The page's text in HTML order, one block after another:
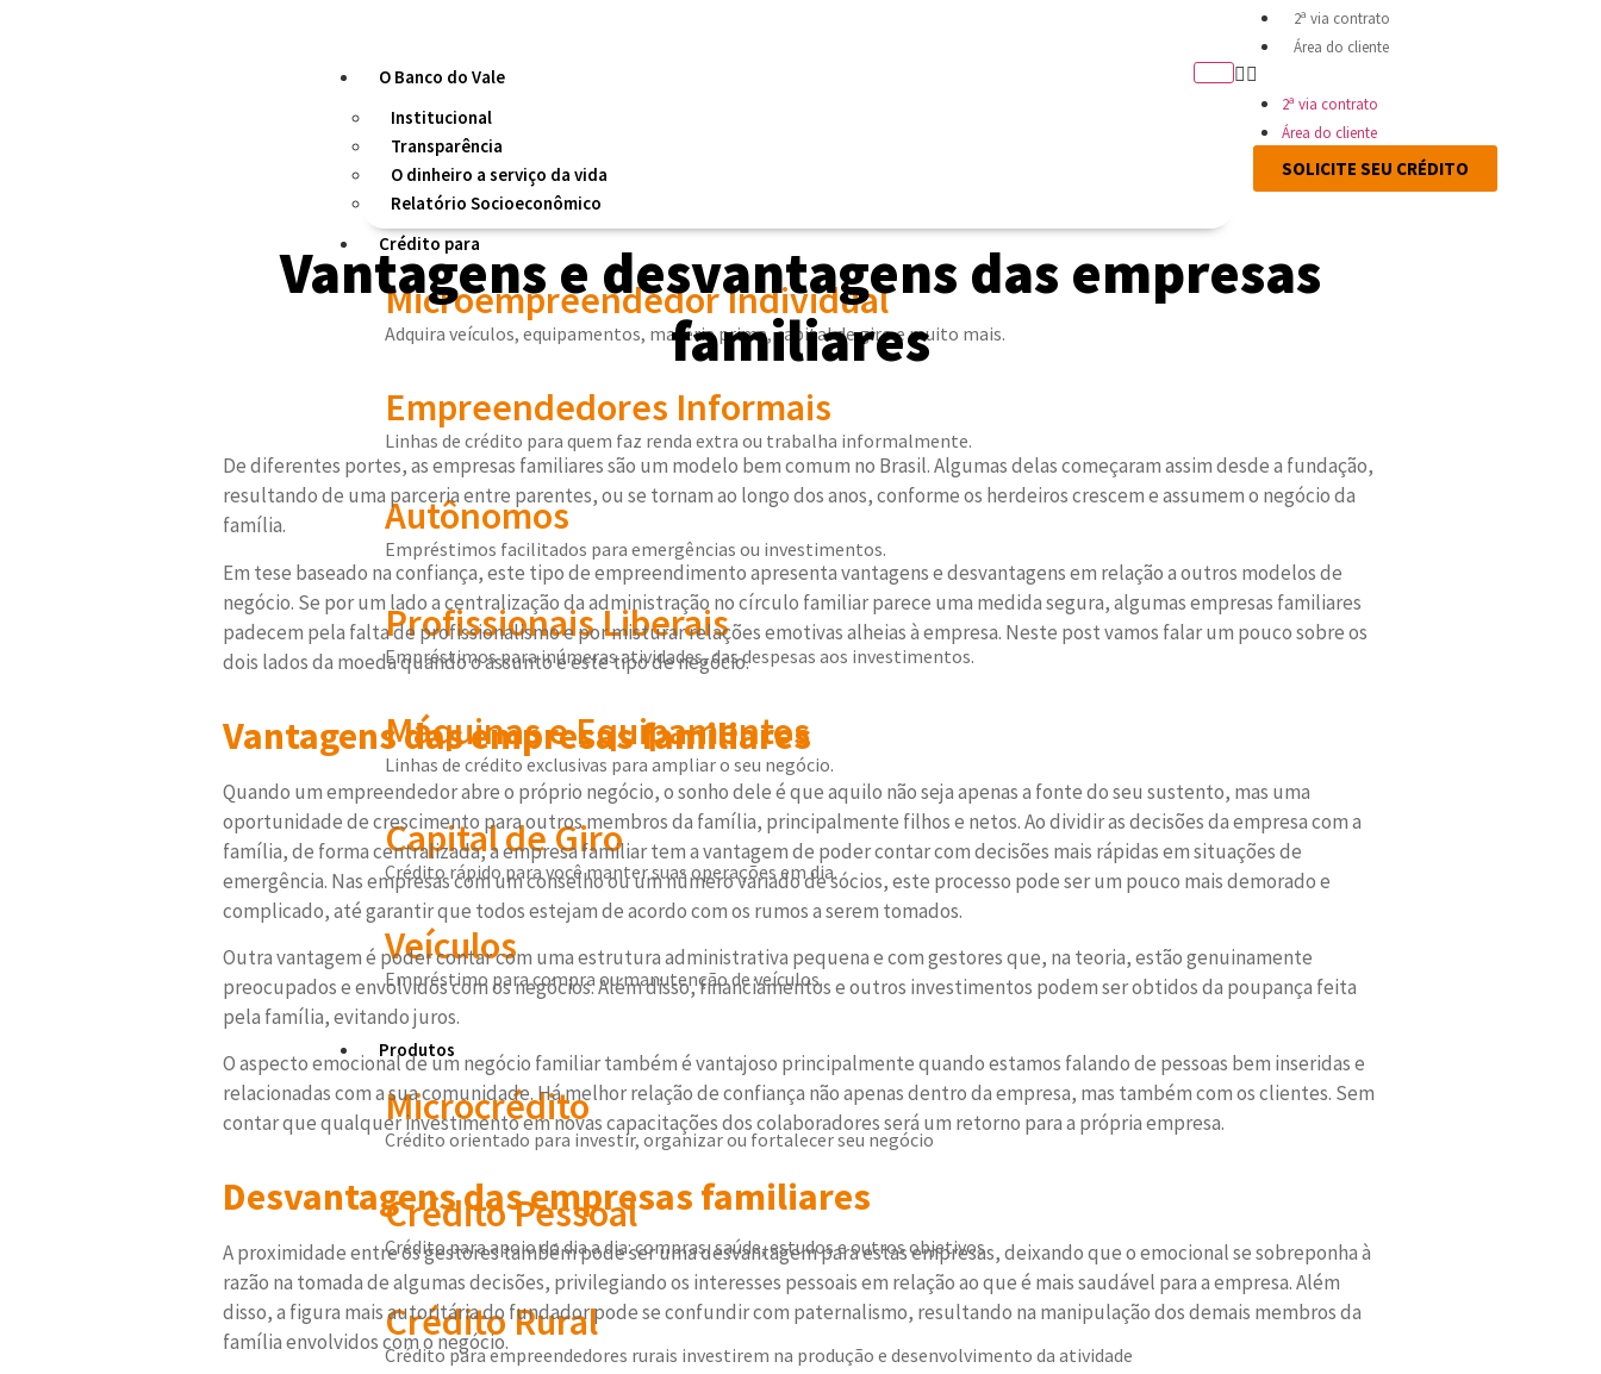
O Banco do Vale
Institucional
Transparência
O dinheiro a serviço da vida
Relatório Socioeconômico
Crédito para
Microempreendedor Individual
Adquira veículos, equipamentos, matéria prima, capital de giro e muito mais.
Empreendedores Informais
Linhas de crédito para quem faz renda extra ou trabalha informalmente.
Autônomos
Empréstimos facilitados para emergências ou investimentos.
Profissionais Liberais
Empréstimos para inúmeras atividades, das despesas aos investimentos.
Máquinas e Equipamentos
Linhas de crédito exclusivas para ampliar o seu negócio.
Capital de Giro
Crédito rápido para você manter suas operações em dia.
Veículos
Empréstimo para compra ou manutenção de veículos.
Produtos
Microcrédito
Crédito orientado para investir, organizar ou fortalecer seu negócio
Crédito Pessoal
Crédito para apoio do dia a dia: compras, saúde, estudos e outros objetivos
Crédito Rural
Crédito para empreendedores rurais investirem na produção e desenvolvimento da atividade
2ª via contrato
Área do cliente
2ª via contrato
Área do cliente
SOLICITE SEU CRÉDITO
Vantagens e desvantagens das empresas
familiares
De diferentes portes, as empresas familiares são um modelo bem comum no Brasil. Algumas delas começaram assim desde a fundação,
resultando de uma parceria entre parentes, ou se tornam ao longo dos anos, conforme os herdeiros crescem e assumem o negócio da
família.
Em tese baseado na confiança, este tipo de empreendimento apresenta vantagens e desvantagens em relação a outros modelos de
negócio. Se por um lado a centralização da administração no círculo familiar parece uma medida segura, algumas empresas familiares
padecem pela falta de profissionalismo e por misturar relações emotivas alheias à empresa. Neste post vamos falar um pouco sobre os
dois lados da moeda quando o assunto é este tipo de negócio.
Vantagens das empresas familiares
Quando um empreendedor abre o próprio negócio, o sonho dele é que aquilo não seja apenas a fonte do seu sustento, mas uma
oportunidade de crescimento para outros membros da família, principalmente filhos e netos. Ao dividir as decisões da empresa com a
família, de forma centralizada, a empresa familiar tem a vantagem de poder contar com decisões mais rápidas em situações de
emergência. Nas empresas com um conselho ou um número variado de sócios, este processo pode ser um pouco mais demorado e
complicado, até garantir que todos estejam de acordo com os rumos a serem tomados.
Outra vantagem é poder contar com uma estrutura administrativa pequena e com gestores que, na teoria, estão genuinamente
preocupados e envolvidos com os negócios. Além disso, financiamentos e outros investimentos podem ser obtidos da poupança feita
pela família, evitando juros.
O aspecto emocional de um negócio familiar também é vantajoso principalmente quando estamos falando de pessoas bem inseridas e
relacionadas com a sua comunidade. Há melhor relação de confiança não apenas dentro da empresa, mas também com os clientes. Sem
contar que qualquer investimento em novas capacitações dos colaboradores será um retorno para a própria empresa.
Desvantagens das empresas familiares
A proximidade entre os gestores também pode ser uma desvantagem para estas empresas, deixando que o emocional se sobreponha à
razão na tomada de algumas decisões, privilegiando os interesses pessoais em relação ao que é mais saudável para a empresa. Além
disso, a figura mais autoritária do fundador pode se confundir com paternalismo, resultando na manipulação dos demais membros da
família envolvidos com o negócio.